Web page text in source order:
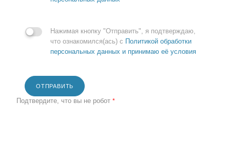
Нажимая кнопку "Отправить", я подтверждаю,
что ознакомился(ась) с Политикой обработки
персональных данных и принимаю её условия
ОТПРАВИТЬ
Подтвердите, что вы не робот *